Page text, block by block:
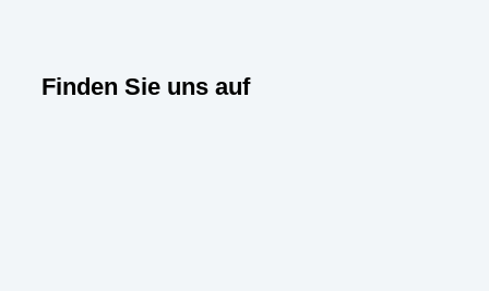
Finden Sie uns auf